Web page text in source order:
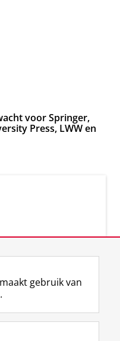
voor Springer,
Press, LWW en
L
i
R
S
I
n
Y
o
gebruik van